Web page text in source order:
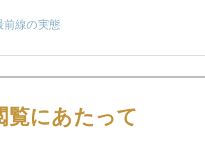
前線の実態
覧にあたって